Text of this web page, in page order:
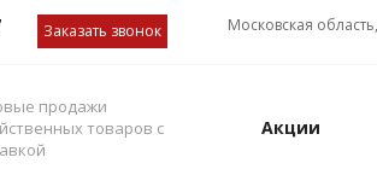
Заказать звонок Московская
продажи
товаров с
Акции